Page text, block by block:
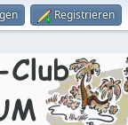
Registrieren